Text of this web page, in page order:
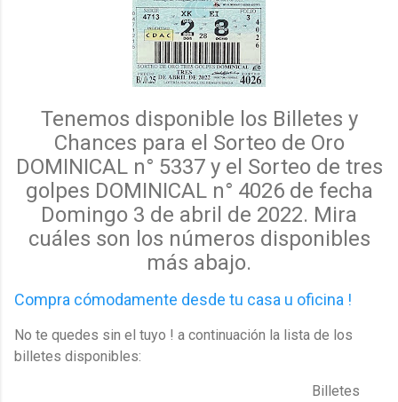
Tenemos disponible los Billetes y
Chances para el Sorteo de Oro
DOMINICAL n° 5337 y el Sorteo de tres
golpes DOMINICAL n° 4026 de fecha
Domingo 3 de abril de 2022. Mira
cuáles son los números disponibles
más abajo.
Compra cómodamente desde tu casa u oficina !
No te quedes sin el tuyo ! a continuación la lista de los
billetes disponibles:
Billetes